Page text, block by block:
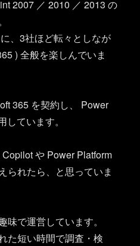
2007 ／ 2010 ／ 2013 の
、3社ほど転々としなが
) 全般を楽しんでいま
365 を契約し、 Power
ています。
や Power Platform
られたら、と思っていま
で運営しています。
た短い時間で調査・検